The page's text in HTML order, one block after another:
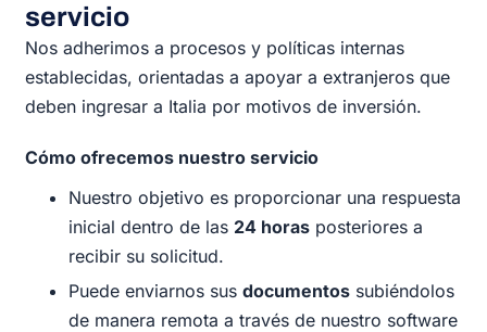
servicio
Nos adherimos a procesos y políticas internas
establecidas, orientadas a apoyar a extranjeros que
deben ingresar a Italia por motivos de inversión.
Cómo ofrecemos nuestro servicio
Nuestro objetivo es proporcionar una respuesta
inicial dentro de las 24 horas posteriores a
recibir su solicitud.
Puede enviarnos susdocumentos subiéndolos
de manera remota a través de nuestro software